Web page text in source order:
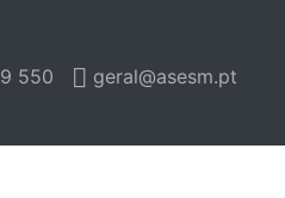
550
geral@asesm.pt